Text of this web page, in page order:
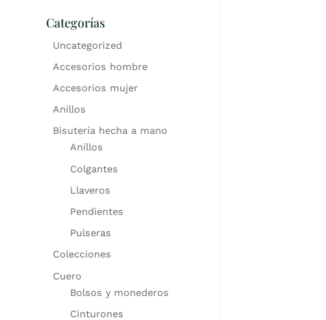
Categorías
Uncategorized
Accesorios hombre
Accesorios mujer
Anillos
Bisutería hecha a mano
Anillos
Colgantes
Llaveros
Pendientes
Pulseras
Colecciones
Cuero
Bolsos y monederos
Cinturones